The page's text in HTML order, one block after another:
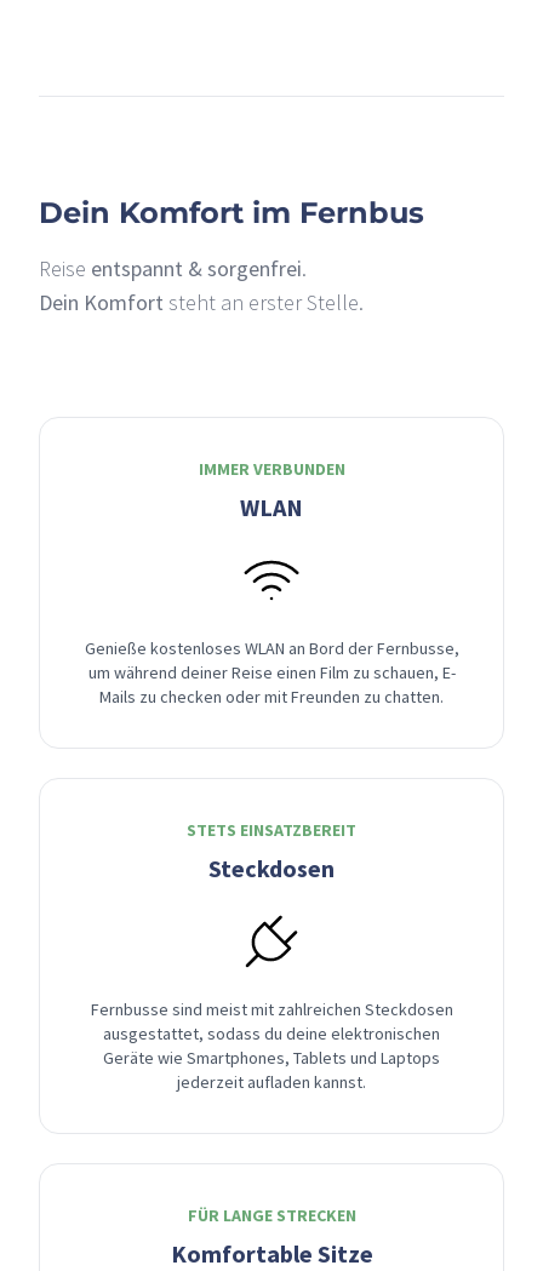
Dein Komfort im Fernbus
Reise entspannt & sorgenfrei.
Dein Komfort steht an erster Stelle.
IMMER VERBUNDEN
WLAN
Genieße kostenloses WLAN an Bord der Fernbusse,
um während deiner Reise einen Film zu schauen, E-
Mails zu checken oder mit Freunden zu chatten.
STETS EINSATZBEREIT
Steckdosen
Fernbusse sind meist mit zahlreichen Steckdosen
ausgestattet, sodass du deine elektronischen
Geräte wie Smartphones, Tablets und Laptops
jederzeit aufladen kannst.
FÜR LANGE STRECKEN
Komfortable Sitze